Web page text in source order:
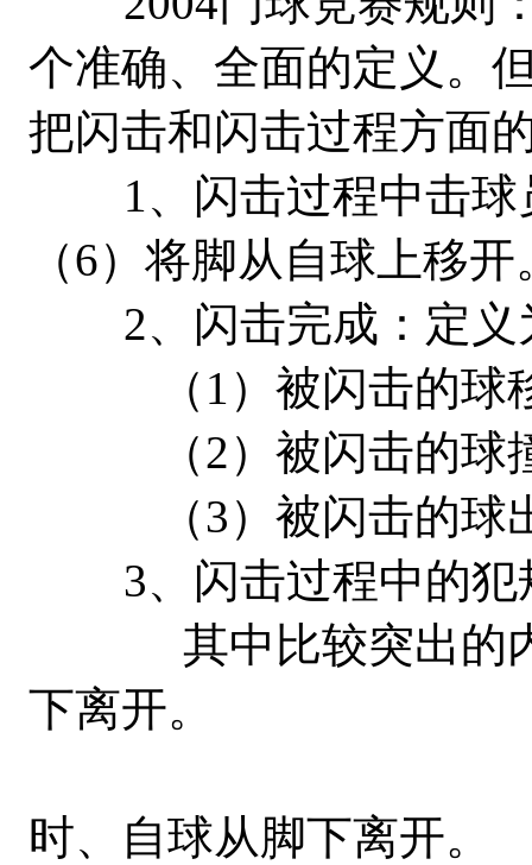
个准确、全面的定义。
把闪击和闪击过程方面
1、闪击过程中击球
（6）将脚从自球上移开
2、闪击完成：定义
（1）被闪击的球移
（2）被闪击的球
（3）被闪击的球
3、闪击过程中的犯
其中比较突出的内
下离开。
时、自球从脚下离开。